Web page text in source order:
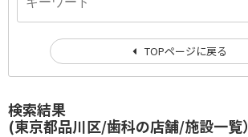
検索結果
(東京都品川区/歯科の店舗/施設一覧）
TOPページに戻る